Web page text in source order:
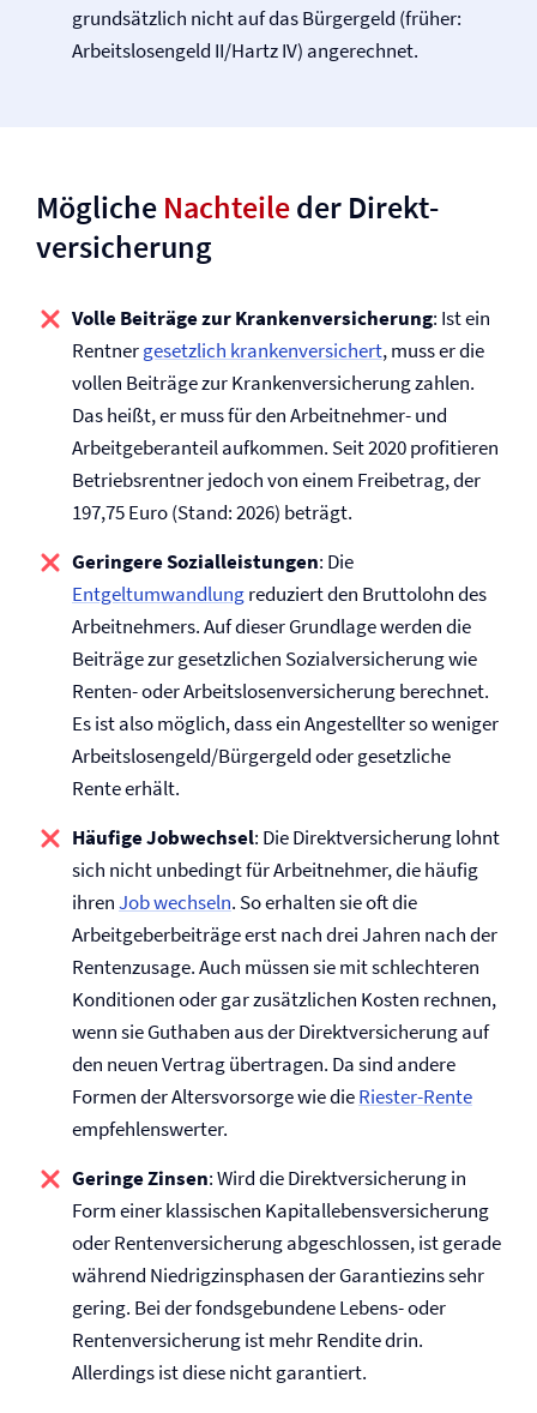
grundsätzlich nicht auf das Bürgergeld (früher:
Arbeitslosengeld II/Hartz IV) angerechnet.
Mögliche Nachteileder Direkt­
versicherung
Volle Beiträge zur Kranken­versicherung: Ist ein
Rentnergesetzlich krankenversichert, muss er die
vollen Beiträge zur Kranken­versicherung zahlen.
Das heißt, er muss für den Arbeitnehmer- und
Arbeitgeberanteil aufkommen. Seit 2020 profitieren
Betriebsrentner jedoch von einem Freibetrag, der
197,75 Euro (Stand: 2026) beträgt.
Geringere Sozialleistungen: Die
Entgeltumwandlungreduziert den Bruttolohn des
Arbeitnehmers. Auf dieser Grundlage werden die
Beiträge zur gesetzlichen Sozial­versicherung wie
Renten- oder Arbeitslosen­versicherung berechnet.
Es ist also möglich, dass ein Angestellter so weniger
Arbeitslosengeld/Bürgergeld oder gesetzliche
Rente erhält.
Häufige Jobwechsel: Die Direkt­versicherung lohnt
sich nicht unbedingt für Arbeitnehmer, die häufig
ihrenJob wechseln. So erhalten sie oft die
Arbeitgeberbeiträge erst nach drei Jahren nach der
Rentenzusage. Auch müssen sie mit schlechteren
Konditionen oder gar zusätzlichen Kosten rechnen,
wenn sie Guthaben aus der Direkt­versicherung auf
den neuen Vertrag übertragen. Da sind andere
Formen der Altersvorsorge wie dieRiester-Rente
empfehlenswerter.
Geringe Zinsen: Wird die Direkt­versicherung in
Form einer klassischen Kapitallebens­versicherung
oder Renten­versicherung abgeschlossen, ist gerade
während Niedrigzinsphasen der Garantiezins sehr
gering. Bei der fondsgebundene Lebens- oder
Renten­versicherung ist mehr Rendite drin.
Allerdings ist diese nicht garantiert.